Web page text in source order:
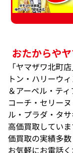
おたからや
「ヤマザワ北町
トン・ハリーウ
＆アーペル・テ
コーチ・セリー
ル・プラダ・タ
高価買取してい
価買取の実績多
お気軽にお電話く